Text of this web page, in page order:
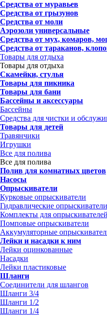
Средства от муравьев
Средства от грызунов
Средства от моли
Аэрозоли универсальные
Средства от мух, комаров,
Средства от тараканов,
Товары для отдыха
Товары для отдыха
Скамейки, стулья
Товары для пикника
Товары для бани
Бассейны и аксессуары
Бассейны
Средства для чистки и
Товары для детей
Травянчики
Игрушки
Все для полива
Все для полива
Полив для комнатных цветов
Насосы
Опрыскиватели
Курковые опрыскиватели
Гидравлические опрыскиватели
Комплекты для опрыскивателей
Помповые опрыскиватели
Аккумуляторные
Лейки и насадки к ним
Лейки оцинкованные
Насадки
Лейки пластиковые
Шланги
Соединители для шлангов
Шланги 3/4
Шланги 1/2
Шланги 1/4